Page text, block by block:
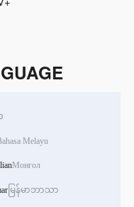
Melayu
Монгол
မြန်မာဘာသာ